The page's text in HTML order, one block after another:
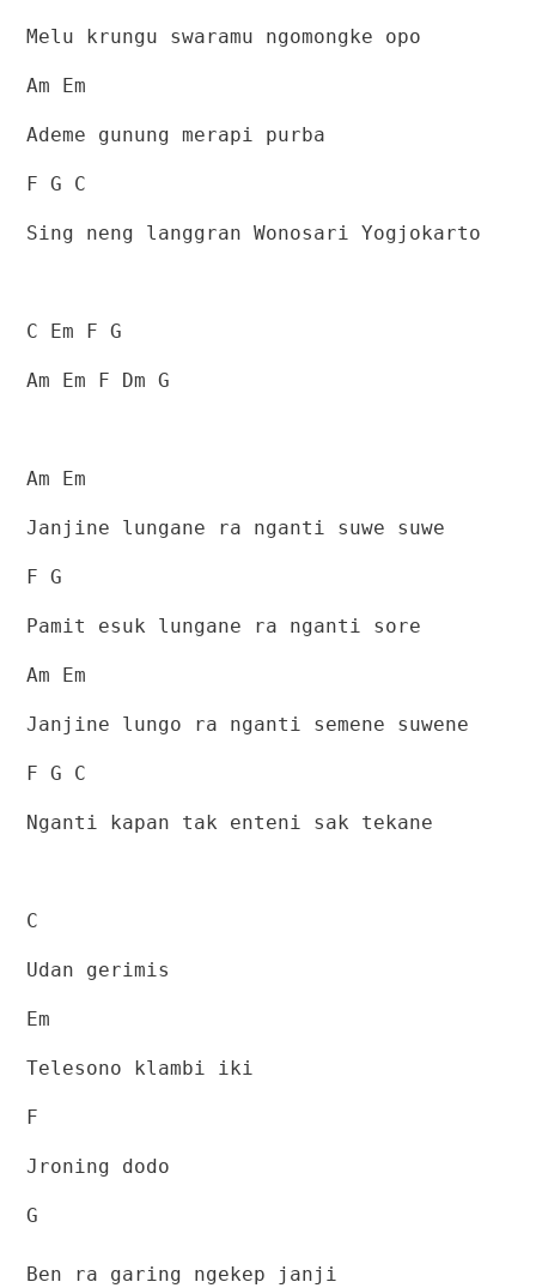
Melu krungu swaramu ngomongke opo
Am Em
Ademe gunung merapi purba
F G C
Sing neng langgran Wonosari Yogjokarto
C Em F G
Am Em F Dm G
Am Em
Janjine lungane ra nganti suwe suwe
F G
Pamit esuk lungane ra nganti sore
Am Em
Janjine lungo ra nganti semene suwene
F G C
Nganti kapan tak enteni sak tekane
C
Udan gerimis
Em
Telesono klambi iki
F
Jroning dodo
G
Ben ra garing ngekep janji